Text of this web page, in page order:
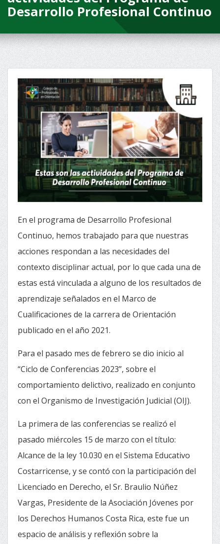
Desarrollo Profesional Continuo
En el programa de Desarrollo Profesional
Continuo, hemos trabajado para que nuestras
acciones respondan a las necesidades del
contexto disciplinar actual, por lo que cada una de
estas está vinculada a alguno de los resultados de
aprendizaje señalados en el Marco de
Cualificaciones de la carrera de Orientación
publicado en el año 2021.
Para el pasado mes de febrero se dio inicio al
“Ciclo de Conferencias 2023”, sobre el
comportamiento delictivo, realizado en conjunto
con el Organismo de Investigación Judicial (OIJ).
La primera de las conferencias se realizó el
pasado miércoles 15 de marzo con el título:
Alcance de la ley 10.030 en el Sistema Educativo
Costarricense, y se contó con la participación del
Licenciado en Derecho, el Sr. Braulio Núñez
Vargas, Presidente de la Asociación Jóvenes por
los Derechos Humanos Costa Rica, este fue un
espacio de análisis y reflexión sobre la